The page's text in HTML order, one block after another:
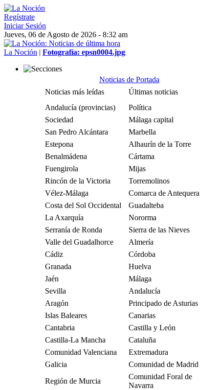
Regístrate
Iniciar Sesión
Jueves, 06 de Agosto de 2026 - 8:32 am
La Noción | Fotografía: epsn0004.jpg
Noticias de Portada
Noticias más leídas
Últimas noticias
Andalucía (provincias)
Política
Sociedad
Málaga capital
San Pedro Alcántara
Marbella
Estepona
Alhaurín de la Torre
Benalmádena
Cártama
Fuengirola
Mijas
Rincón de la Victoria
Torremolinos
Vélez-Málaga
Comarca de Antequera
Costa del Sol Occidental
Guadalteba
La Axarquía
Nororma
Serranía de Ronda
Sierra de las Nieves
Valle del Guadalhorce
Almería
Cádiz
Córdoba
Granada
Huelva
Jaén
Málaga
Sevilla
Andalucía
Aragón
Principado de Asturias
Islas Baleares
Canarias
Cantabria
Castilla y León
Castilla-La Mancha
Cataluña
Comunidad Valenciana
Extremadura
Galicia
Comunidad de Madrid
Región de Murcia
Comunidad Foral de
Navarra